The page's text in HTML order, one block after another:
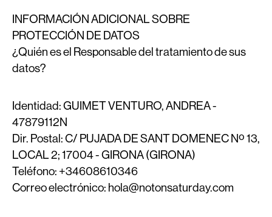
INFORMACIÓN ADICIONAL SOBRE
PROTECCIÓN DE DATOS
¿Quién es el Responsable del tratamiento de sus
datos?
Identidad:GUIMET VENTURO, ANDREA -
47879112N
Dir. Postal:C/ PUJADA DE SANT DOMENEC Nº 13,
LOCAL 2; 17004 - GIRONA (GIRONA)
Teléfono: +34608610346
Correo electrónico: hola@notonsaturday.com